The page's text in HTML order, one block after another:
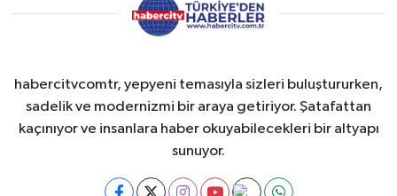
habercitvcomtr, yepyeni temasıyla sizleri buluştururken,
sadelik ve modernizmi bir araya getiriyor. Şatafattan
kaçınıyor ve insanlara haber okuyabilecekleri bir altyapı
sunuyor.